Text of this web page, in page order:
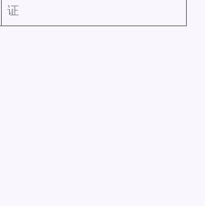
证